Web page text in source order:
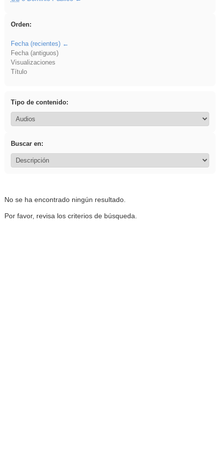
Orden:
Fecha (recientes)
Fecha (antiguos)
Visualizaciones
Título
Tipo de contenido:
Buscar en:
No se ha encontrado ningún resultado.
Por favor, revisa los criterios de búsqueda.